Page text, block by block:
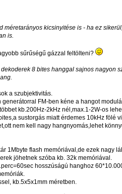
méretarányos kicsinyitése is - ha ez
is.
sűrűségű gázzal feltölteni?
8 bites hanggal sajnos nagyon
a szubjektivitás.
FM-ben kéne a hangot
kb.200Hz-2kHz nél,max.1-2W-os
sustorgás miatt érdemes 10kHz fölé
nem kell nagy hangnyomás,lehet
1Mbyte flash memóriával,de ezek nagy
jöhetnek szóba kb. 32k memóriával.
hosszúságú hanghoz
kb.5x5x1mm méretben.